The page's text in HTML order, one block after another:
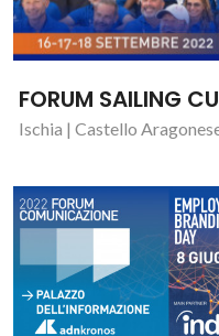
FORUM SAILING
Ischia | Castello